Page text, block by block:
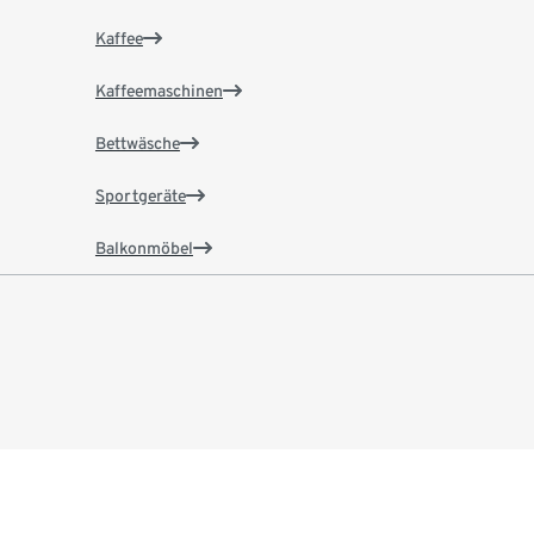
Kaffee
Kaffeemaschinen
Bettwäsche
Sportgeräte
Balkonmöbel